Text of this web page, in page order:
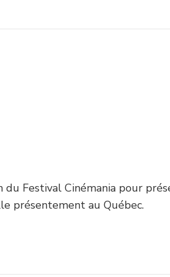
Festival Cinémania pour
présentement au Québec.